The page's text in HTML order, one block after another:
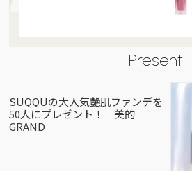
Present
SUQQUの大人気艶肌ファンデを
50人にプレゼント！｜美的
GRAND